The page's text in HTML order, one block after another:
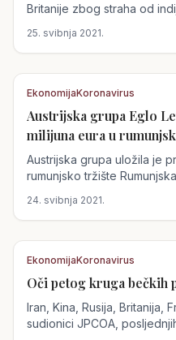
Britanije zbog straha od
25. svibnja 2021.
Austrija
EkonomijaKoronavirus
Austrijska grupa Eglo
milijuna eura u
Austrijska grupa uložila je
rumunjsko tržište
24. svibnja 2021.
EkonomijaKoronavirus
Oči petog kruga bečkih
Iran, Kina, Rusija, Britanija,
sudionici JPCOA,